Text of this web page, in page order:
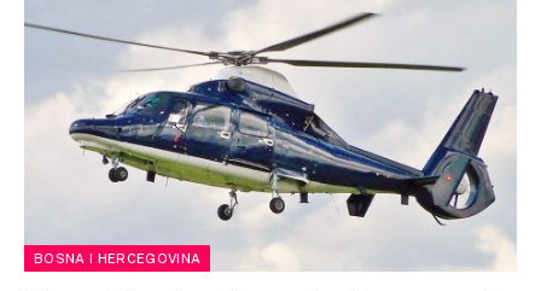
BOSNA I HERCEGOVINA